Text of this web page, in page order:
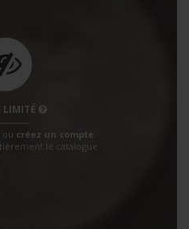
LIMITÉ
ou créez un compte
le catalogue